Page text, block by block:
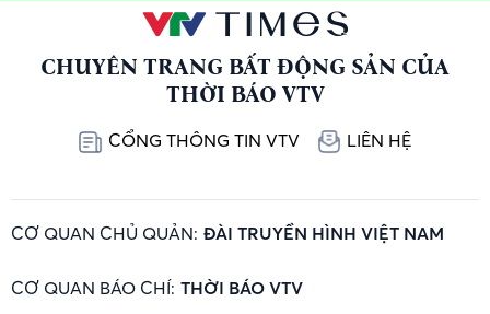
CHUYÊN TRANG BẤT ĐỘNG SẢN CỦA
THỜI BÁO VTV
CỔNG THÔNG TIN VTV LIÊN HỆ
CƠ QUAN CHỦ QUẢN: ĐÀI TRUYỀN HÌNH VIỆT NAM
CƠ QUAN BÁO CHÍ: THỜI BÁO VTV